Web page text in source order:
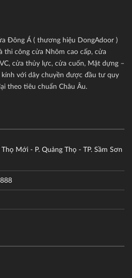
Đông Á ( thương hiệu DongAdoor )
thi công cửa Nhôm cao cấp, cửa
cửa thủy lực, cửa cuốn, Mặt dựng –
kính với dây chuyền được đầu tư quy
theo tiêu chuẩn Châu Âu.
Mới - P. Quảng Thọ - TP. Sầm Sơn